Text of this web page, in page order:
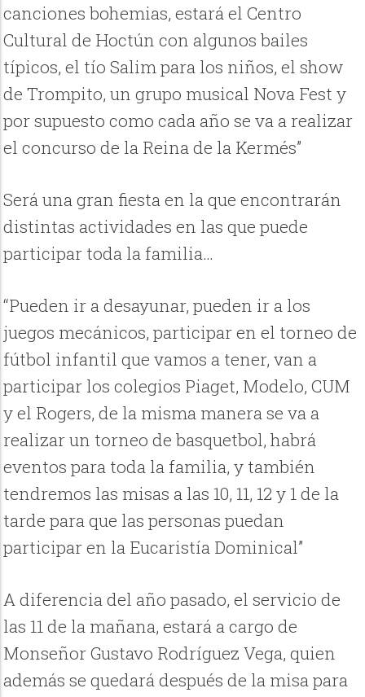
canciones bohemias, estará el Centro
Cultural de Hoctún con algunos bailes
típicos, el tío Salim para los niños, el show
de Trompito, un grupo musical Nova Fest y
por supuesto como cada año se va a realizar
el concurso de la Reina de la Kermés”
Será una gran fiesta en la que encontrarán
distintas actividades en las que puede
participar toda la familia…
“Pueden ir a desayunar, pueden ir a los
juegos mecánicos, participar en el torneo de
fútbol infantil que vamos a tener, van a
participar los colegios Piaget, Modelo, CUM
y el Rogers, de la misma manera se va a
realizar un torneo de basquetbol, habrá
eventos para toda la familia, y también
tendremos las misas a las 10, 11, 12 y 1 de la
tarde para que las personas puedan
participar en la Eucaristía Dominical”
A diferencia del año pasado, el servicio de
las 11 de la mañana, estará a cargo de
Monseñor Gustavo Rodríguez Vega, quien
además se quedará después de la misa para